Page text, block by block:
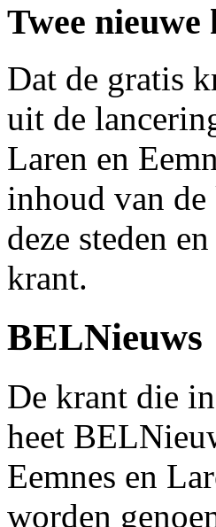
Twee
Dat de gratis
uit de
Laren en
inhoud van
deze steden
krant.
BELNieuws
De krant die
heet
Eemnes en
worden